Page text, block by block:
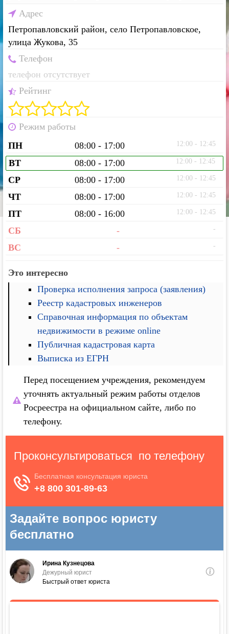
Адрес
Петропавловский район, село Петропавловское,
улица Жукова, 35
Телефон
телефон отсутствует
Рейтинг
Режим работы
ПН
08:00 - 17:00 12:00 - 12:45
ВТ 08:00 - 17:00 12:00 - 12:45
СР 08:00 - 17:00 12:00 - 12:45
ЧТ 08:00 - 17:00 12:00 - 12:45
ПТ 08:00 - 16:00 12:00 - 12:45
СБ - -
ВС - -
Это интересно
Проверка исполнения запроса (заявления)
Реестр кадастровых инженеров
Справочная информация по объектам
недвижимости в режиме online
Публичная кадастровая карта
Выписка из ЕГРН
Перед посещением учреждения, рекомендуем
уточнять актуальный режим работы отделов
Росреестра на официальном сайте, либо по
телефону.